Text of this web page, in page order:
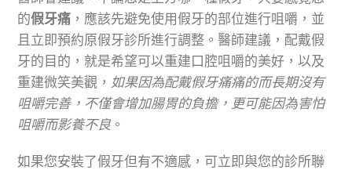
的假牙痛 ，應該先避免使用假牙的部位進行咀嚼，並
且立即預約原假牙診所進行調整。醫師建議，配戴假
牙的目的，就是希望可以重建口腔咀嚼的美好，以及
重建微笑美觀， 如果因為配戴假牙痛痛的而長期沒有
咀嚼完善，不僅會增加腸胃的負擔，更可能因為害怕
咀嚼而影養不良 。
如果您安裝了假牙但有不適感，可立即與您的診所聯